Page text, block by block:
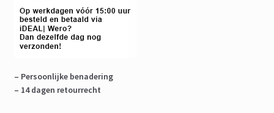
– Persoonlijke benadering
– 14 dagen retourrecht